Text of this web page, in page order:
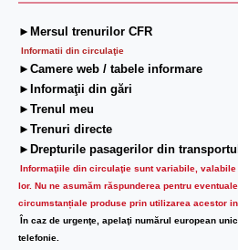
►Mersul trenurilor CFR
Informatii din circulaţie
►Camere web / tabele informare
►Informaţii din gări
►Trenul meu
►Trenuri directe
►Drepturile pasagerilor din
Informaţiile din circulaţie sunt variabile,
lor. Nu ne asumăm răspunderea pentru
circumstanțiale produse prin utilizarea acestor
În caz de urgenţe, apelaţi numărul european
telefonie.